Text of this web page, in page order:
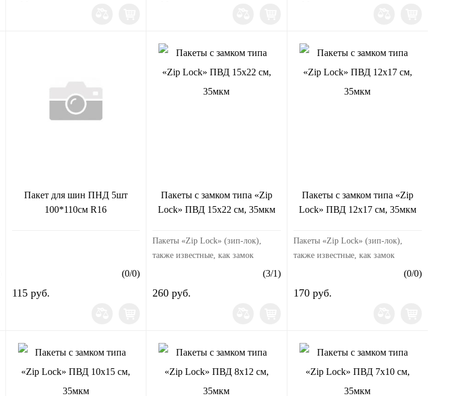
Пакет для шин ПНД 5шт
100*110см R16
(0/0)
115 руб.
Пакеты с замком типа «Zip
Lock» ПВД 15х22 см, 35мкм
Пакеты «Zip Lock» (зип-лок),
также известные, как замок
«гриппер» — это универсальные
произведенные из
(3/1)
260 руб.
Пакеты с замком типа «Zip
Lock» ПВД 12х17 см, 35мкм
Пакеты «Zip Lock» (зип-лок),
также известные, как замок
«гриппер» — это универсальные
произведенные из
(0/0)
170 руб.